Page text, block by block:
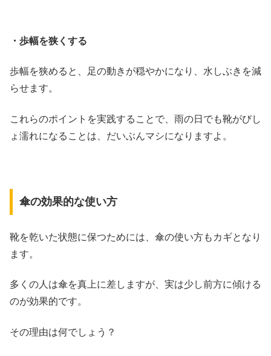
・歩幅を狭くする
歩幅を狭めると、足の動きが穏やかになり、水しぶきを減
らせます。
これらのポイントを実践することで、雨の日でも靴がびし
ょ濡れになることは、だいぶんマシになりますよ。
傘の効果的な使い方
靴を乾いた状態に保つためには、傘の使い方もカギとなり
ます。
多くの人は傘を真上に差しますが、実は少し前方に傾ける
のが効果的です。
その理由は何でしょう？